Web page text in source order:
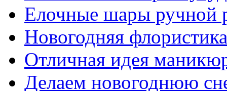
Елочные шары ручной
Новогодняя флористика
Отличная идея
Делаем новогоднюю